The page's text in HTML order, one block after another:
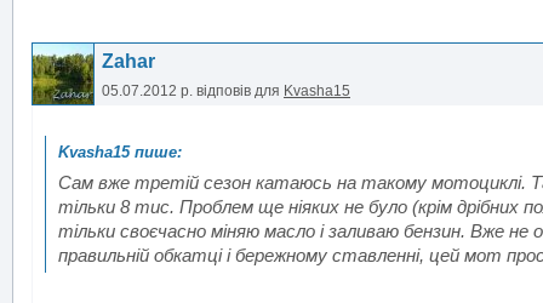
Zahar
05.07.2012 р. відповів для Kvasha15
Сам вже третій сезон катаюсь на такому мотоциклі.
тільки 8 тис. Проблем ще ніяких не було (крім дрібних
тільки своєчасно міняю масло і заливаю бензин. Вже
правильній обкатці і бережному ставленні, цей мот